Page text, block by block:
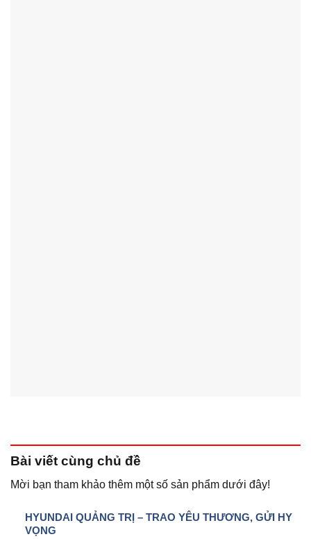
Bài viết cùng chủ đề
Mời bạn tham khảo thêm một số sản phẩm dưới đây!
HYUNDAI QUẢNG TRỊ – TRAO YÊU THƯƠNG, GỬI HY
VỌNG